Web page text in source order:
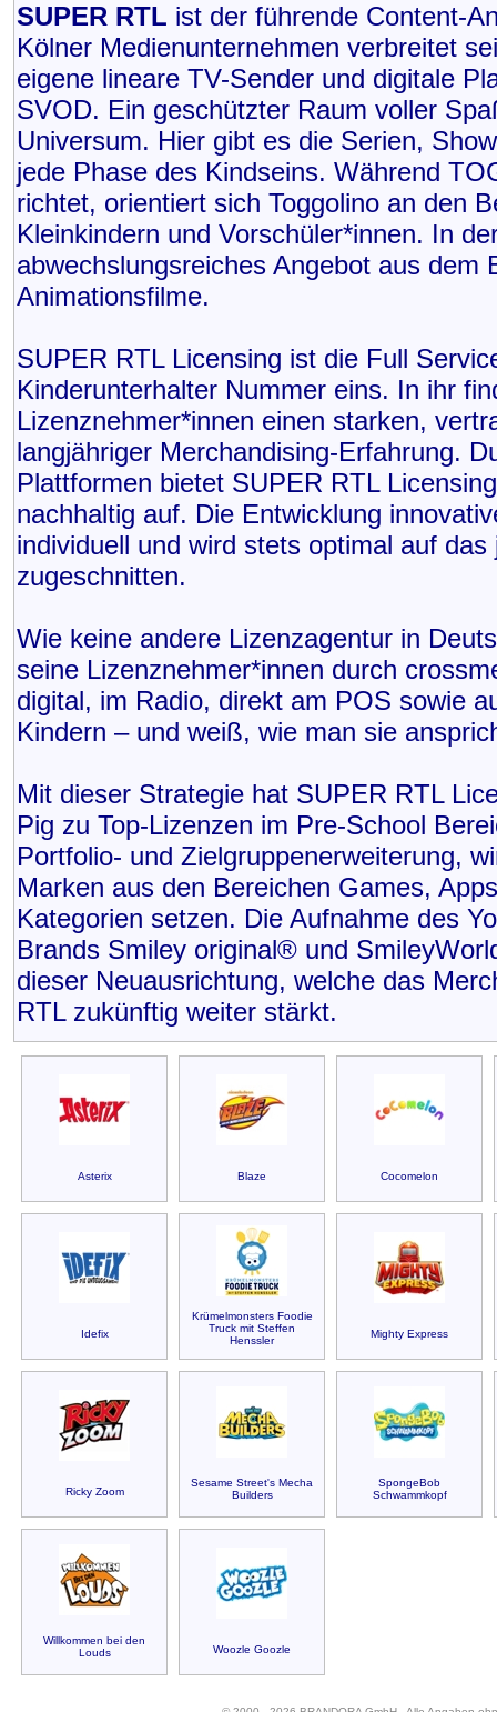
SUPER RTL ist der führende Content-
Kölner Medienunternehmen verbreitet
eigene lineare TV-Sender und digitale
SVOD. Ein geschützter Raum voller
Universum. Hier gibt es die Serien,
jede Phase des Kindseins. Während
richtet, orientiert sich Toggolino an den
Kleinkindern und Vorschüler*innen. In
abwechslungsreiches Angebot aus
Animationsfilme.
SUPER RTL Licensing ist die Full
Kinderunterhalter Nummer eins. In ihr
Lizenznehmer*innen einen starken,
langjähriger Merchandising-Erfahrung.
Plattformen bietet SUPER RTL
nachhaltig auf. Die Entwicklung
individuell und wird stets optimal auf
zugeschnitten.
Wie keine andere Lizenzagentur in
seine Lizenznehmer*innen durch
digital, im Radio, direkt am POS sowie
Kindern – und weiß, wie man sie
Mit dieser Strategie hat SUPER RTL
Pig zu Top-Lizenzen im Pre-School
Portfolio- und Zielgruppenerweiterung,
Marken aus den Bereichen Games,
Kategorien setzen. Die Aufnahme des
Brands Smiley original® und
dieser Neuausrichtung, welche das
RTL zukünftig weiter stärkt.
Asterix Blaze Cocomelon
Idefix
Krümelmonsters Foodie
Truck mit Steffen
Henssler
Mighty Express
Ricky Zoom
Sesame Street's Mecha
Builders
SpongeBob
Schwammkopf
Willkommen bei den
Louds
Woozle Goozle